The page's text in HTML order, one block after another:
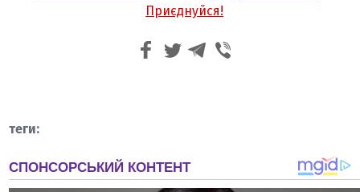
Приєднуйся!